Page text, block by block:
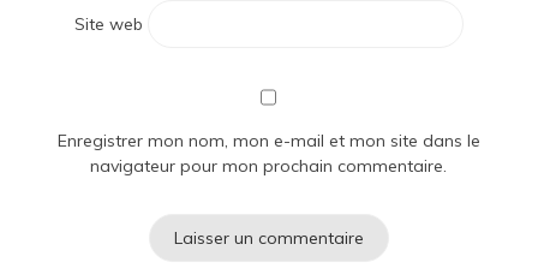
Site web
Enregistrer mon nom, mon e-mail et mon site dans le
navigateur pour mon prochain commentaire.